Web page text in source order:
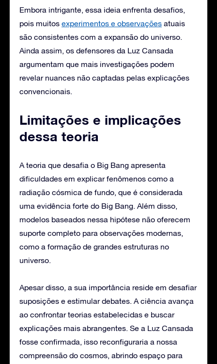
Embora intrigante, essa ideia enfrenta desafios,
pois muitos experimentos e observações atuais
são consistentes com a expansão do universo.
Ainda assim, os defensores da Luz Cansada
argumentam que mais investigações podem
revelar nuances não captadas pelas explicações
convencionais.
Limitações e implicações
dessa teoria
A teoria que desafia o Big Bang apresenta
dificuldades em explicar fenômenos como a
radiação cósmica de fundo, que é considerada
uma evidência forte do Big Bang. Além disso,
modelos baseados nessa hipótese não oferecem
suporte completo para observações modernas,
como a formação de grandes estruturas no
universo.
Apesar disso, a sua importância reside em desafiar
suposições e estimular debates. A ciência avança
ao confrontar teorias estabelecidas e buscar
explicações mais abrangentes. Se a Luz Cansada
fosse confirmada, isso reconfiguraria a nossa
compreensão do cosmos, abrindo espaço para